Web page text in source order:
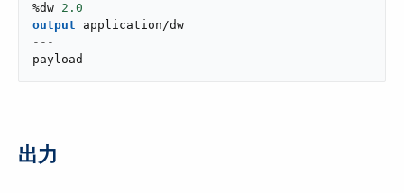
%dw 2.0
output
application/dw
---
payload
出力